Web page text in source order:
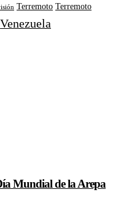
Terremoto Terremoto
Venezuela
Mundial de la Arepa